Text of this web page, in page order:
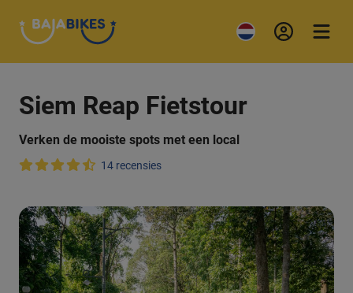
Siem Reap Fietstour
Verken de mooiste spots met een local
14 recensies